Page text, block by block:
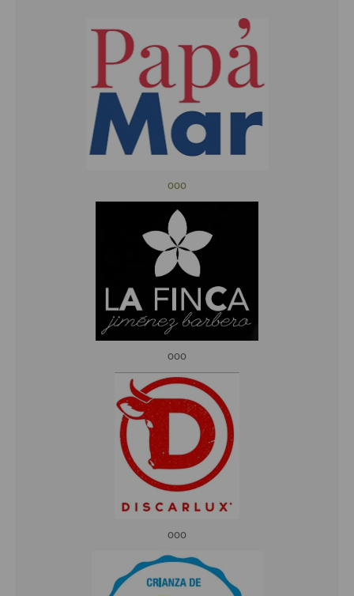
ooo
ooo
ooo